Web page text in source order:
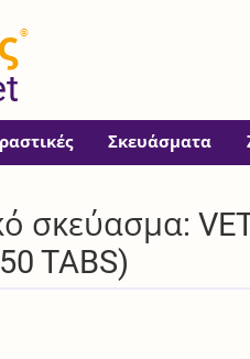
®
Σκευάσματα
σκεύασμα:
TABS)